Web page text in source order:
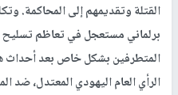
القتلة وتقديمهم إلى المحاكمة.
برلماني مستعجل في تعاظم تسليح
المتطرفين بشكل خاص بعد أحداث
الرأي العام اليهودي المعتدل، ضد